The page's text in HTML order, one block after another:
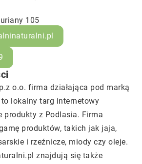
105
o.o. firma działająca pod marką
to lokalny targ internetowy
produkty z Podlasia. Firma
produktów, takich jak jaja,
i rzeźnicze, miody czy oleje.
znajdują się także